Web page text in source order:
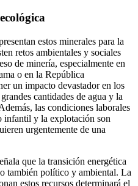
estos minerales para la
retos ambientales y sociales
de minería, especialmente en
o en la República
un impacto devastador en los
cantidades de agua y la
las condiciones laborales
infantil y la explotación son
urgentemente de una
que la transición energética
también político y ambiental. La
estos recursos determinará el